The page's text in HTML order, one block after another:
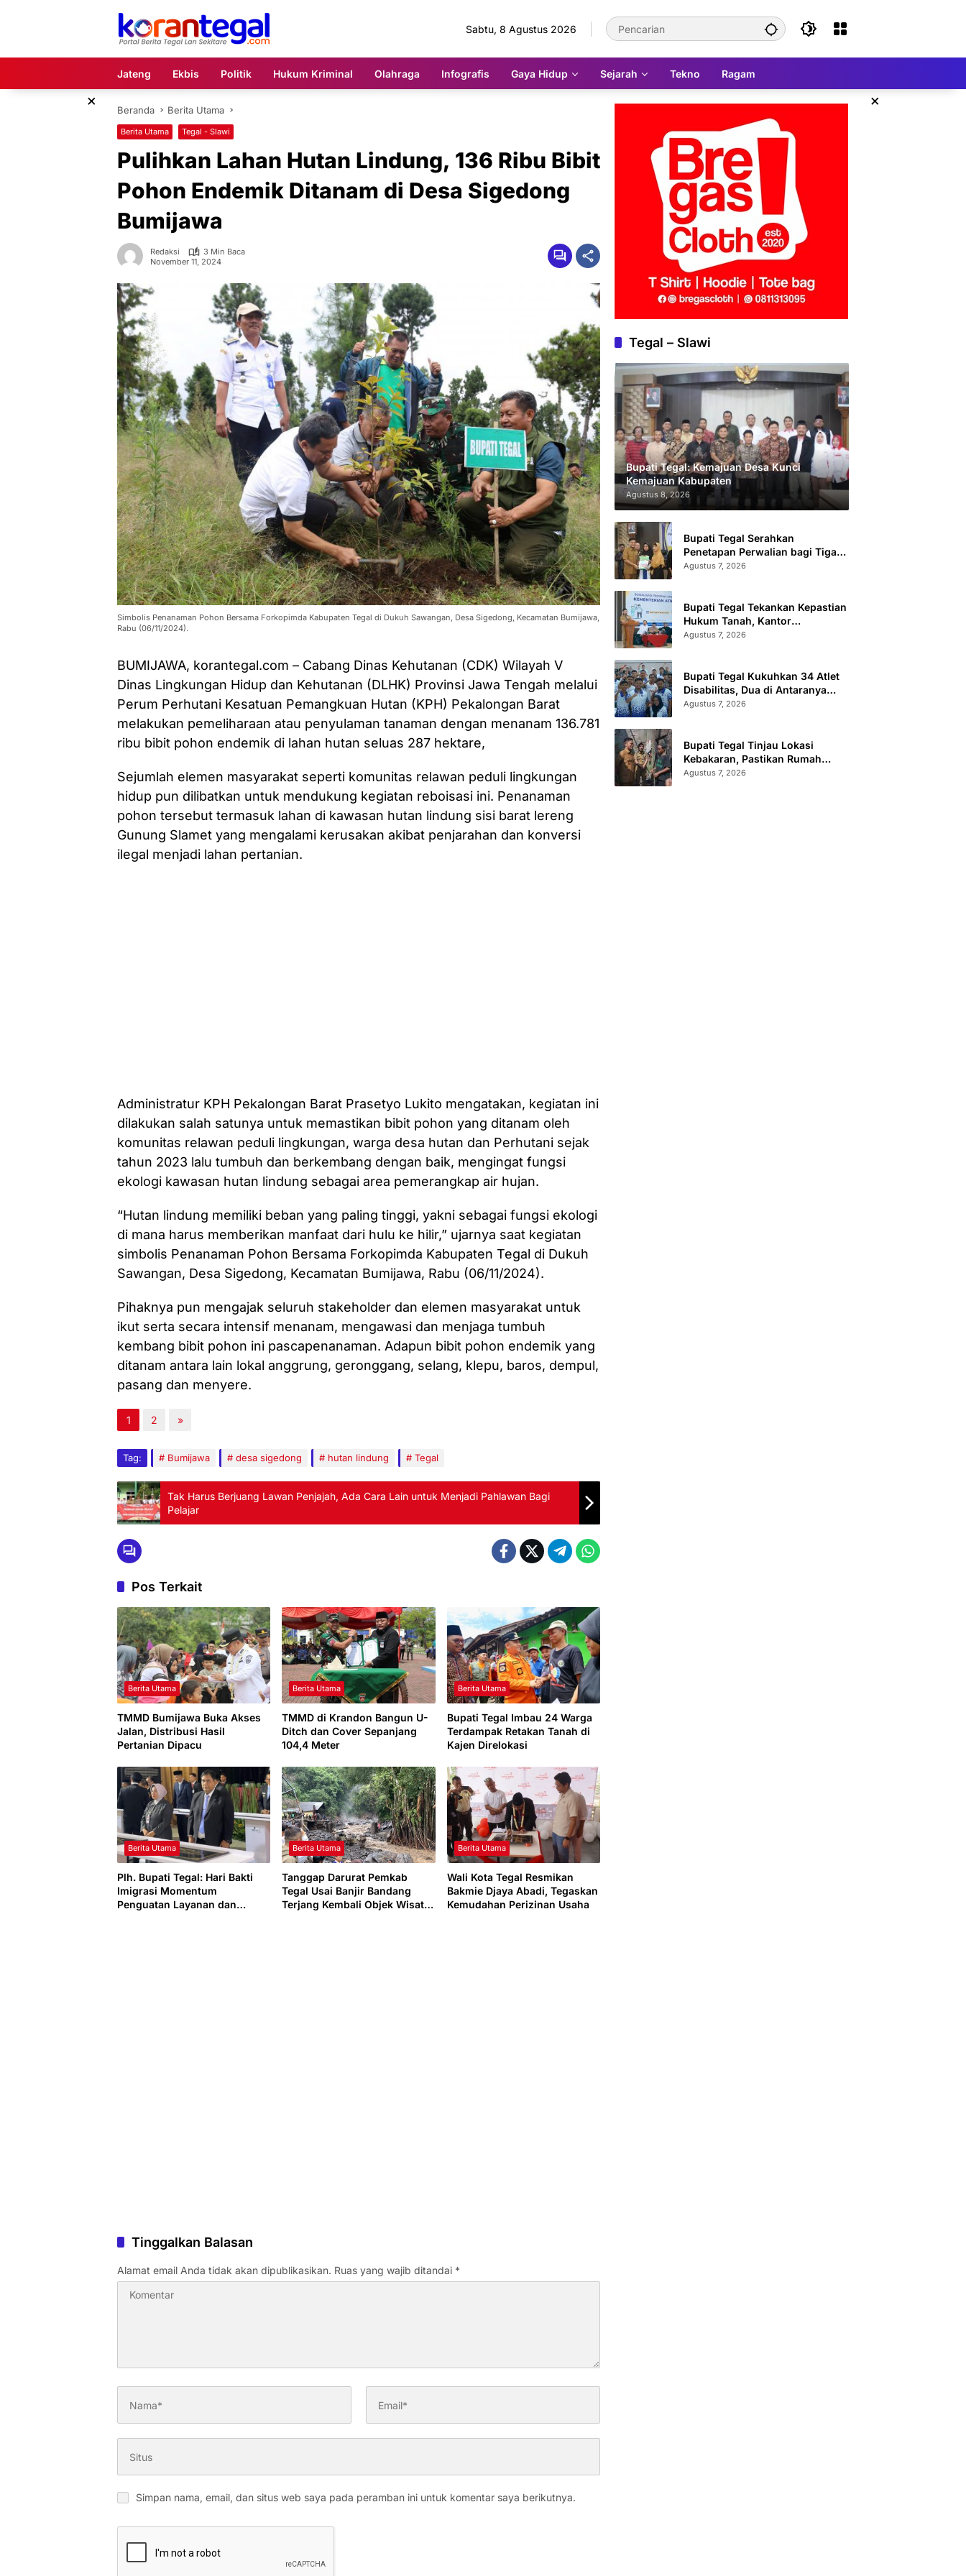
Sabtu, 8 Agustus 2026
Jateng Ekbis Politik Hukum Kriminal Olahraga Infografis Gaya Hidup Sejarah Tekno Ragam
× ×
Beranda Berita Utama
Berita Utama Tegal - Slawi
Pulihkan Lahan Hutan Lindung, 136 Ribu Bibit
Pohon Endemik Ditanam di Desa Sigedong
Bumijawa
Redaksi
3 Min Baca
November 11, 2024
Simbolis Penanaman Pohon Bersama Forkopimda Kabupaten Tegal di Dukuh Sawangan, Desa Sigedong, Kecamatan Bumijawa,
Rabu (06/11/2024).
BUMIJAWA, korantegal.com – Cabang Dinas Kehutanan (CDK) Wilayah V
Dinas Lingkungan Hidup dan Kehutanan (DLHK) Provinsi Jawa Tengah melalui
Perum Perhutani Kesatuan Pemangkuan Hutan (KPH) Pekalongan Barat
melakukan pemeliharaan atau penyulaman tanaman dengan menanam 136.781
ribu bibit pohon endemik di lahan hutan seluas 287 hektare,
Sejumlah elemen masyarakat seperti komunitas relawan peduli lingkungan
hidup pun dilibatkan untuk mendukung kegiatan reboisasi ini. Penanaman
pohon tersebut termasuk lahan di kawasan hutan lindung sisi barat lereng
Gunung Slamet yang mengalami kerusakan akibat penjarahan dan konversi
ilegal menjadi lahan pertanian.
Administratur KPH Pekalongan Barat Prasetyo Lukito mengatakan, kegiatan ini
dilakukan salah satunya untuk memastikan bibit pohon yang ditanam oleh
komunitas relawan peduli lingkungan, warga desa hutan dan Perhutani sejak
tahun 2023 lalu tumbuh dan berkembang dengan baik, mengingat fungsi
ekologi kawasan hutan lindung sebagai area pemerangkap air hujan.
“Hutan lindung memiliki beban yang paling tinggi, yakni sebagai fungsi ekologi
di mana harus memberikan manfaat dari hulu ke hilir,” ujarnya saat kegiatan
simbolis Penanaman Pohon Bersama Forkopimda Kabupaten Tegal di Dukuh
Sawangan, Desa Sigedong, Kecamatan Bumijawa, Rabu (06/11/2024).
Pihaknya pun mengajak seluruh stakeholder dan elemen masyarakat untuk
ikut serta secara intensif menanam, mengawasi dan menjaga tumbuh
kembang bibit pohon ini pascapenanaman. Adapun bibit pohon endemik yang
ditanam antara lain lokal anggrung, geronggang, selang, klepu, baros, dempul,
pasang dan menyere.
1 2 »
Tag: Bumijawa desa sigedong hutan lindung Tegal
Tak Harus Berjuang Lawan Penjajah, Ada Cara Lain untuk Menjadi Pahlawan Bagi
Pelajar
Pos Terkait
Berita Utama
TMMD Bumijawa Buka Akses
Jalan, Distribusi Hasil
Pertanian Dipacu
Berita Utama
TMMD di Krandon Bangun U-
Ditch dan Cover Sepanjang
104,4 Meter
Berita Utama
Bupati Tegal Imbau 24 Warga
Terdampak Retakan Tanah di
Kajen Direlokasi
Berita Utama
Plh. Bupati Tegal: Hari Bakti
Imigrasi Momentum
Penguatan Layanan dan
Berita Utama
Tanggap Darurat Pemkab
Tegal Usai Banjir Bandang
Terjang Kembali Objek Wisata
Berita Utama
Wali Kota Tegal Resmikan
Bakmie Djaya Abadi, Tegaskan
Kemudahan Perizinan Usaha
Tinggalkan Balasan
Alamat email Anda tidak akan dipublikasikan. Ruas yang wajib ditandai *
Simpan nama, email, dan situs web saya pada peramban ini untuk komentar saya berikutnya.
Tegal – Slawi
Bupati Tegal: Kemajuan Desa Kunci
Kemajuan Kabupaten
Agustus 8, 2026
Bupati Tegal Serahkan
Penetapan Perwalian bagi Tiga
Anak LKSA
Agustus 7, 2026
Bupati Tegal Tekankan Kepastian
Hukum Tanah, Kantor
Pertanahan Catat 296.869
Agustus 7, 2026
Bupati Tegal Kukuhkan 34 Atlet
Disabilitas, Dua di Antaranya
Berlaga di Level Dunia
Agustus 7, 2026
Bupati Tegal Tinjau Lokasi
Kebakaran, Pastikan Rumah
Korban Diperbaiki
Agustus 7, 2026